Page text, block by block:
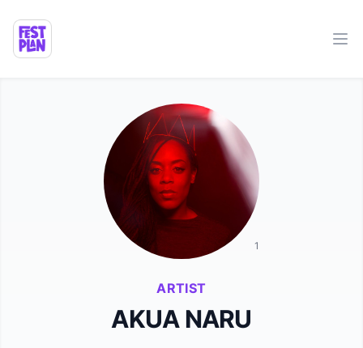
ARTIST
AKUA NARU
1